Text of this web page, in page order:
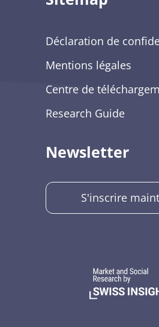
Déclaration de
Mentions légales
Centre de
Research Guide
Newsletter
S'inscrire